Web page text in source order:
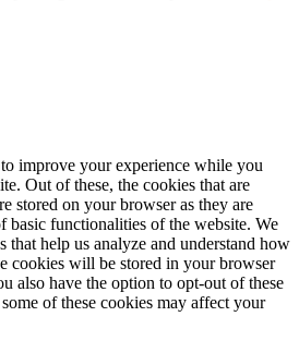
improve your experience while you
Out of these, the cookies that are
stored on your browser as they are
basic functionalities of the website. We
that help us analyze and understand how
cookies will be stored in your browser
also have the option to opt-out of these
of these cookies may affect your